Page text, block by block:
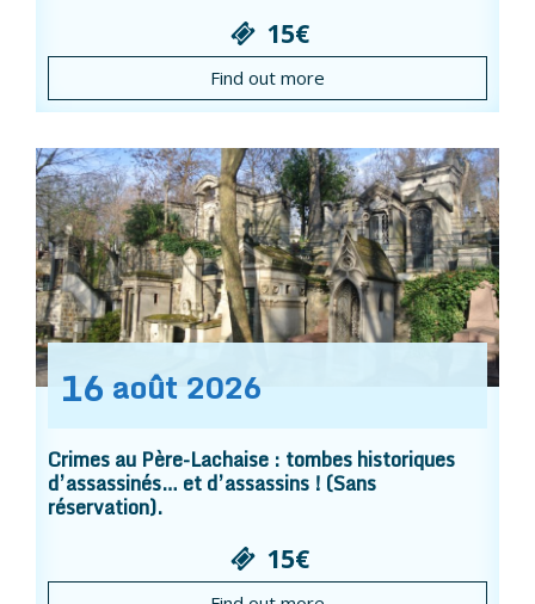
15€
Find out more
16 août 2026
Crimes au Père-Lachaise : tombes historiques
d’assassinés… et d’assassins ! (Sans
réservation).
15€